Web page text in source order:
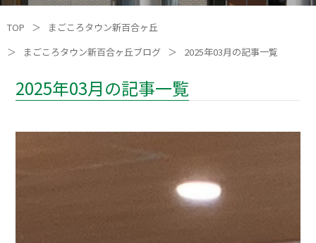
TOP ＞
まごころタウン新百合ヶ丘
＞
まごころタウン新百合ヶ丘ブログ ＞ 2025年03月の記事一覧
2025年03月の記事一覧